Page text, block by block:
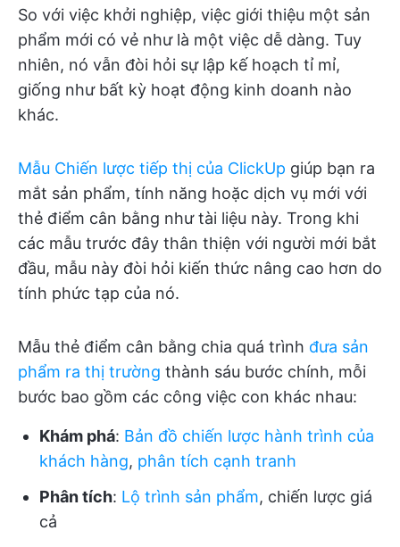
So với việc khởi nghiệp, việc giới thiệu một sản
phẩm mới có vẻ như là một việc dễ dàng. Tuy
nhiên, nó vẫn đòi hỏi sự lập kế hoạch tỉ mỉ,
giống như bất kỳ hoạt động kinh doanh nào
khác.
Mẫu Chiến lược tiếp thị của ClickUp giúp bạn ra
mắt sản phẩm, tính năng hoặc dịch vụ mới với
thẻ điểm cân bằng như tài liệu này. Trong khi
các mẫu trước đây thân thiện với người mới bắt
đầu, mẫu này đòi hỏi kiến thức nâng cao hơn do
tính phức tạp của nó.
Mẫu thẻ điểm cân bằng chia quá trình đưa sản
phẩm ra thị trường thành sáu bước chính, mỗi
bước bao gồm các công việc con khác nhau:
Khám phá: Bản đồ chiến lược hành trình của
khách hàng, phân tích cạnh tranh
Phân tích: Lộ trình sản phẩm, chiến lược giá
cả